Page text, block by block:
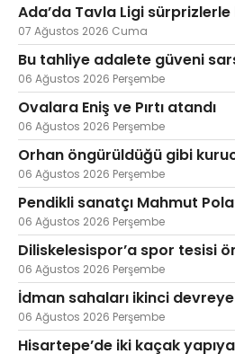
Ada’da Tavla Ligi sürprizlerle
07 Ağustos 2026 Cuma
Bu tahliye adalete güveni
06 Ağustos 2026 Perşembe
Ovalara Eniş ve Pırtı atandı
06 Ağustos 2026 Perşembe
Orhan öngürüldüğü gibi
06 Ağustos 2026 Perşembe
Pendikli sanatçı Mahmut
06 Ağustos 2026 Perşembe
Diliskelesispor’a spor tesisi
06 Ağustos 2026 Perşembe
İdman sahaları ikinci
06 Ağustos 2026 Perşembe
Hisartepe’de iki kaçak yapıya